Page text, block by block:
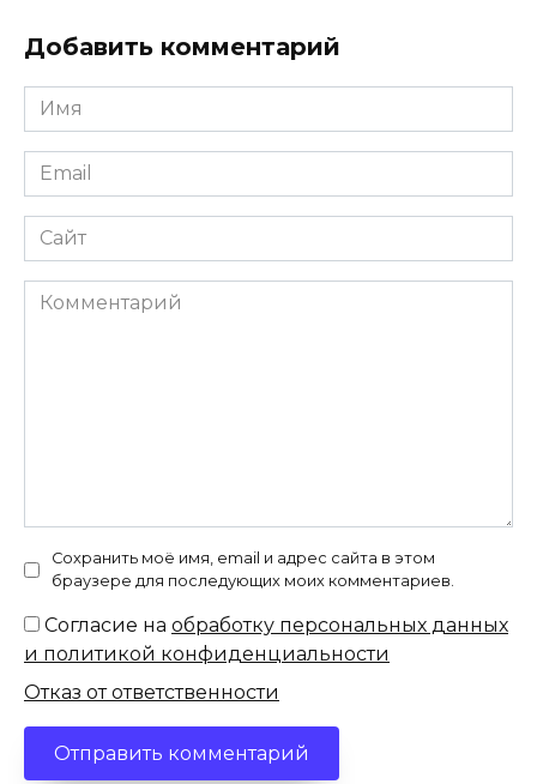
Добавить комментарий
Имя
*
Email
*
Сайт
Комментарий
Сохранить моё имя, email и адрес сайта в этом
браузере для последующих моих комментариев.
Согласие на обработку персональных данных
и политикой конфиденциальности
Отказ от ответственности